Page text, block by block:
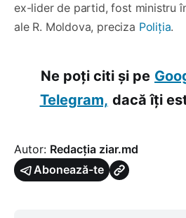
ex-lider de partid, fost ministru
ale R. Moldova, preciza Poliția.
Ne poți citi și pe
Telegram, dacă îți
Autor: Redacția ziar.md
Abonează-te